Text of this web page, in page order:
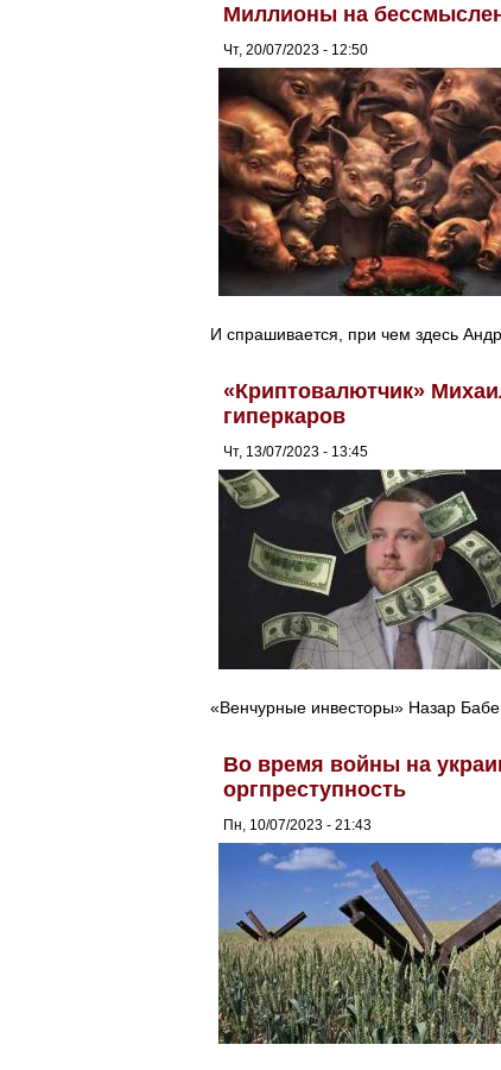
Миллионы на
Чт, 20/07/2023 - 12:50
И спрашивается, при чем здесь
«Криптовалютчик»
гиперкаров
Чт, 13/07/2023 - 13:45
«Венчурные инвесторы» Назар
Во время войны на
оргпреступность
Пн, 10/07/2023 - 21:43